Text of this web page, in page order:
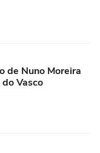
de Nuno Moreira
Vasco